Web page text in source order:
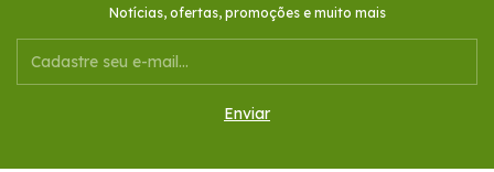
Notícias, ofertas, promoções e muito mais